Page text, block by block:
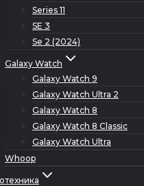
Series 11
SE 3
Se 2 (2024)
Galaxy Watch
Galaxy Watch 9
Galaxy Watch Ultra 2
Galaxy Watch 8
Galaxy Watch 8 Classic
Galaxy Watch Ultra
Whoop